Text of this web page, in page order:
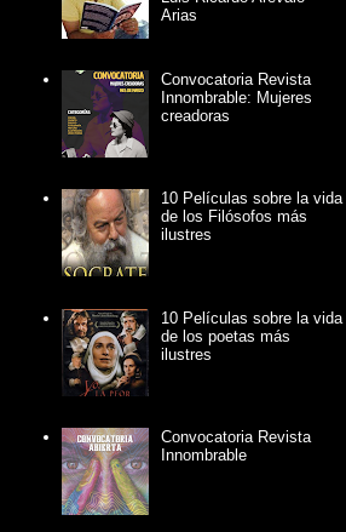
Arias
Convocatoria Revista
Innombrable: Mujeres
creadoras
10 Películas sobre la vida
de los Filósofos más
ilustres
10 Películas sobre la vida
de los poetas más
ilustres
Convocatoria Revista
Innombrable